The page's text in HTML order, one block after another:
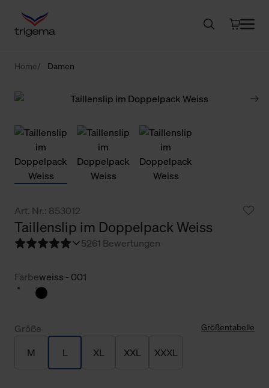
Home Damen
Art. Nr.: 853012
Taillenslip im Doppelpack Weiss
5261 Bewertungen
Farbeweiss - 001
Größe Größentabelle
M L XL XXL XXXL